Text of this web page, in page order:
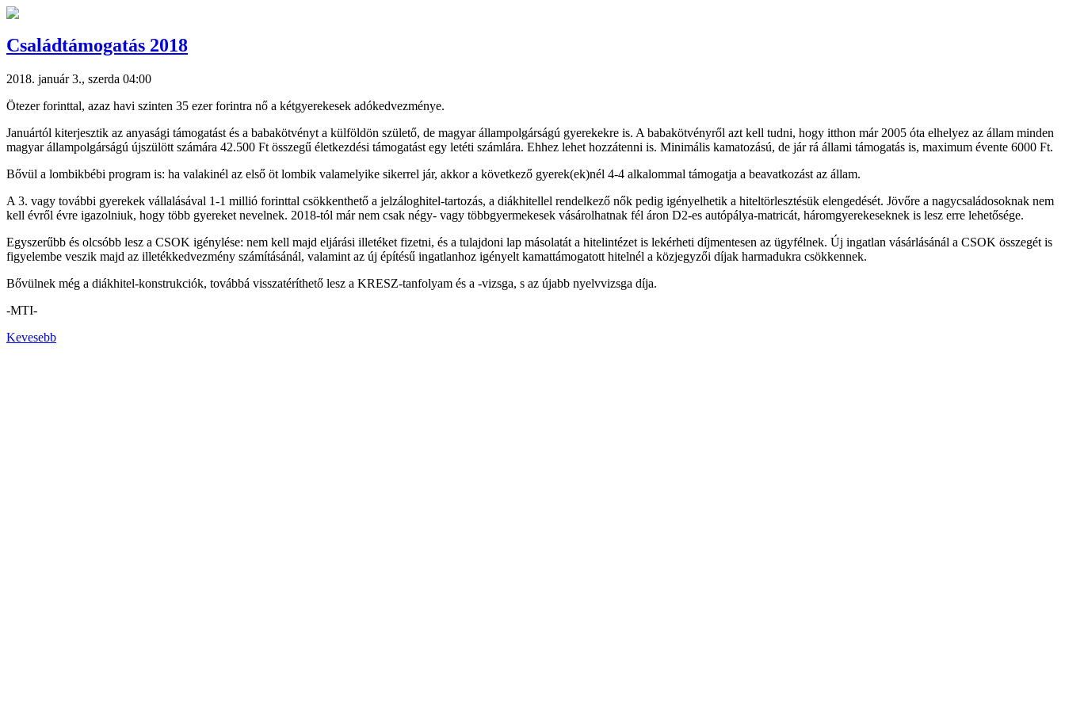
Családtámogatás 2018
2018. január 3., szerda 04:00
Ötezer forinttal, azaz havi szinten 35 ezer forintra nő a kétgyerekesek adókedvezménye.
Januártól kiterjesztik az anyasági támogatást és a babakötvényt a külföldön születő, de magyar állampolgárságú gyerekekre is. A babakötvényről azt kell tudni, hogy itthon már 2005 óta elhelyez az állam minden
magyar állampolgárságú újszülött számára 42.500 Ft összegű életkezdési támogatást egy letéti számlára. Ehhez lehet hozzátenni is. Minimális kamatozású, de jár rá állami támogatás is, maximum évente 6000 Ft.
Bővül a lombikbébi program is: ha valakinél az első öt lombik valamelyike sikerrel jár, akkor a következő gyerek(ek)nél 4-4 alkalommal támogatja a beavatkozást az állam.
A 3. vagy további gyerekek vállalásával 1-1 millió forinttal csökkenthető a jelzáloghitel-tartozás, a diákhitellel rendelkező nők pedig igényelhetik a hiteltörlesztésük elengedését. Jövőre a nagycsaládosoknak nem
kell évről évre igazolniuk, hogy több gyereket nevelnek. 2018-tól már nem csak négy- vagy többgyermekesek vásárolhatnak fél áron D2-es autópálya-matricát, háromgyerekeseknek is lesz erre lehetősége.
Egyszerűbb és olcsóbb lesz a CSOK igénylése: nem kell majd eljárási illetéket fizetni, és a tulajdoni lap másolatát a hitelintézet is lekérheti díjmentesen az ügyfélnek. Új ingatlan vásárlásánál a CSOK összegét is
figyelembe veszik majd az illetékkedvezmény számításánál, valamint az új építésű ingatlanhoz igényelt kamattámogatott hitelnél a közjegyzői díjak harmadukra csökkennek.
Bővülnek még a diákhitel-konstrukciók, továbbá visszatéríthető lesz a KRESZ-tanfolyam és a -vizsga, s az újabb nyelvvizsga díja.
-MTI-
Kevesebb